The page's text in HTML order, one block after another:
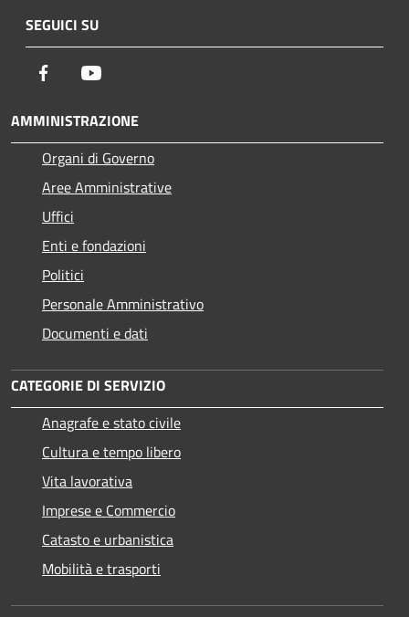
SEGUICI SU
Facebook
AMMINISTRAZIONE
Organi di Governo
Aree Amministrative
Uffici
Enti e fondazioni
Politici
Personale Amministrativo
Documenti e dati
CATEGORIE DI SERVIZIO
Anagrafe e stato civile
Cultura e tempo libero
Vita lavorativa
Imprese e Commercio
Catasto e urbanistica
Mobilità e trasporti